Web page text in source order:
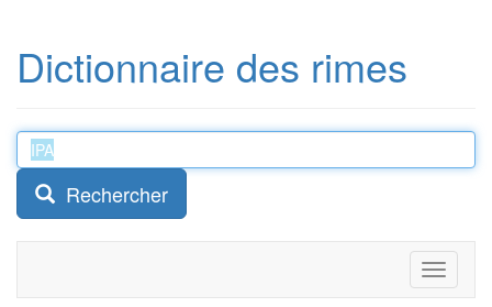
Dictionnaire des rimes
Rechercher
Toggle